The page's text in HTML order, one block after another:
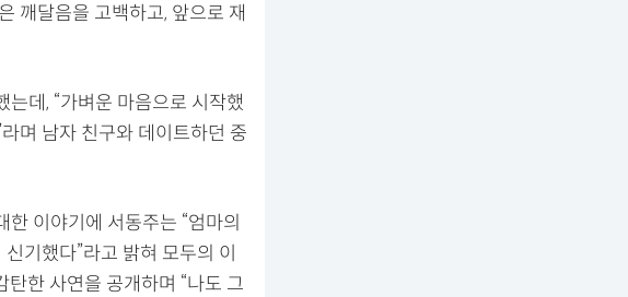
깨달음을 고백하고, 앞으로 재
데, “가벼운 마음으로 시작했
며 남자 친구와 데이트하던 중
이야기에 서동주는 “엄마의
기했다”라고 밝혀 모두의 이
탄한 사연을 공개하며 “나도 그